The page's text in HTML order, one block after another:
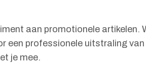
aan promotionele
een professionele uitstraling
je mee.